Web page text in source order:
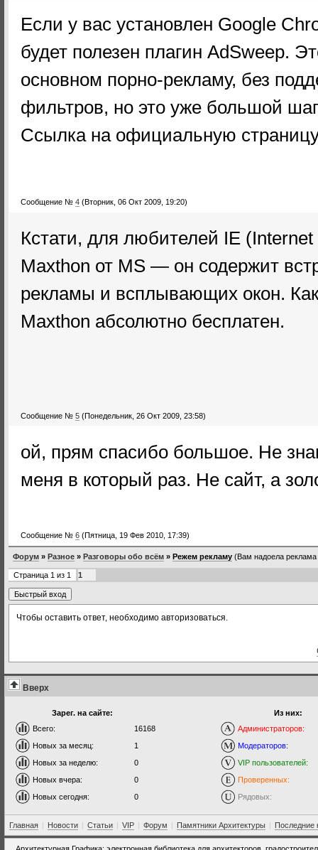
Если у вас установлен Google
будет полезен плагин AdSweep.
основном порно-рекламу, без
фильтров, но это уже большой
Ссылка на официальную
Сообщение № 4 (Вторник, 06 Окт 2009, 19:20)
Кстати, для любителей IE
Maxthon от MS — он содержит
рекламы и всплывающих окон.
Maxthon абсолютно бесплатен.
Сообщение № 5 (Понедельник, 26 Окт 2009, 23:58)
ой, прям спасибо большое. Не
меня в который раз. Не сайт, а
Сообщение № 6 (Пятница, 19 Фев 2010, 17:39)
Форум » Разное » Разговоры обо всём » Режем рекламу (Вам надоела реклама
Страница 1 из 1 1
Чтобы оставить ответ, необходимо авторизоваться.
Вверх
Зарег. на сайте:
Всего:
16168
Новых за месяц:
1
Новых за неделю:
0
Новых вчера:
0
Новых сегодня:
0
Из них:
Администраторов:
Модераторов:
VIP пользователей:
Проверенных:
Рядовых:
Главная | Новости | Статьи | VIP | Форум | Памятники Архитектуры | Последние